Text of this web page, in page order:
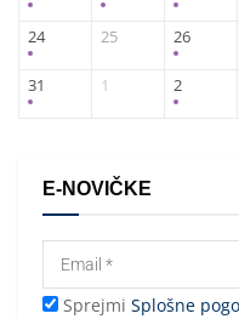
24 25 26
31 1 2
E-NOVIČKE
Sprejmi Splošne